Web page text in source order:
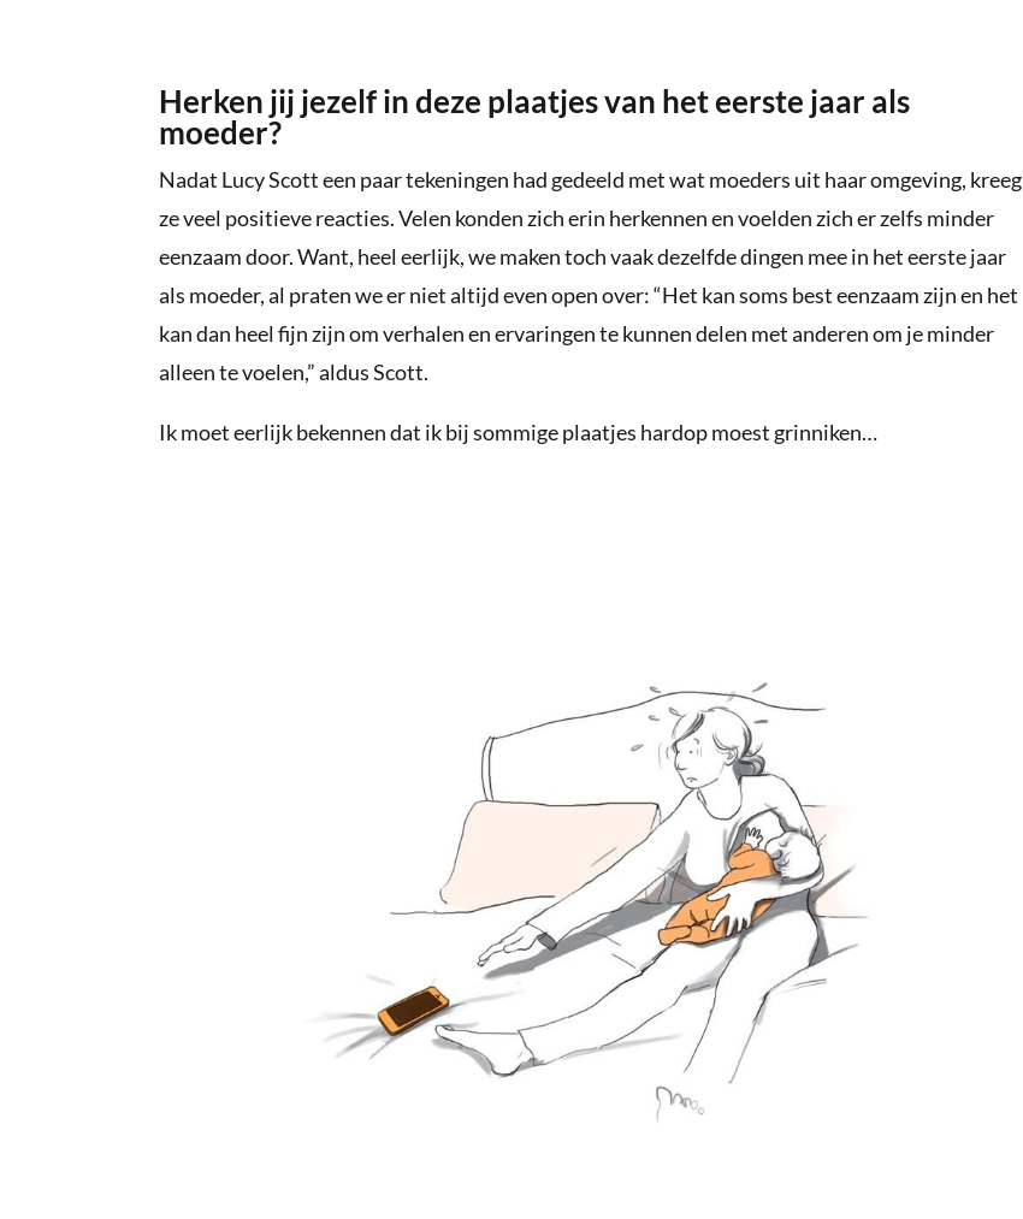
Herken jij jezelf in deze plaatjes van het eerste jaar als
moeder?
Nadat Lucy Scott een paar tekeningen had gedeeld met wat moeders uit haar omgeving, kreeg
ze veel positieve reacties. Velen konden zich erin herkennen en voelden zich er zelfs minder
eenzaam door. Want, heel eerlijk, we maken toch vaak dezelfde dingen mee in het eerste jaar
als moeder, al praten we er niet altijd even open over: “Het kan soms best eenzaam zijn en het
kan dan heel fijn zijn om verhalen en ervaringen te kunnen delen met anderen om je minder
alleen te voelen,” aldus Scott.
Ik moet eerlijk bekennen dat ik bij sommige plaatjes hardop moest grinniken…